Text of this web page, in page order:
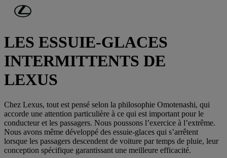
Passer au contenu principal
DÉCOUVREZ LEXUS
LES ESSUIE-GLACES
INTERMITTENTS DE
LEXUS
Chez Lexus, tout est pensé selon la philosophie Omotenashi, qui
accorde une attention particulière à ce qui est important pour le
conducteur et les passagers. Nous poussons l’exercice à l’extrême.
Nous avons même développé des essuie-glaces qui s’arrêtent
lorsque les passagers descendent de voiture par temps de pluie, leur
conception spécifique garantissant une meilleure efficacité.